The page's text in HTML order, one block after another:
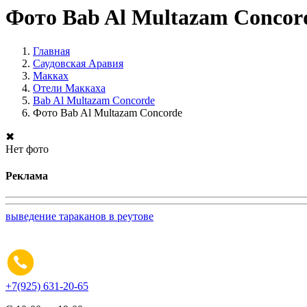
Фото Bab Al Multazam
Главная
Саудовская Аравия
Макках
Отели Маккаха
Bab Al Multazam Concorde
Фото Bab Al Multazam Concorde
✖
Нет фото
Реклама
выведение тараканов в реутове
+7(925) 631-20-65